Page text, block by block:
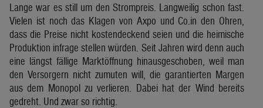
Lange war es still um den Strompreis. Langweilig schon fast.
Vielen ist noch das Klagen von Axpo und Co.in den Ohren,
dass die Preise nicht kostendeckend seien und die heimische
Produktion infrage stellen würden. Seit Jahren wird denn auch
eine längst fällige Marktöffnung hinausgeschoben, weil man
den Versorgern nicht zumuten will, die garantierten Margen
aus dem Monopol zu verlieren. Dabei hat der Wind bereits
gedreht. Und zwar so richtig.